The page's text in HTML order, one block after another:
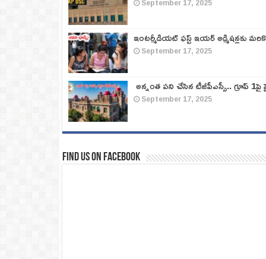
ఇంటర్మీడియట్ ఫస్ట్‌ ఇయర్‌ అడ్మిషన్లకు
September 17, 2025
అన్నంత పని చేసిన టీజీపీఎస్సీ.. గ్రూప్‌
September 17, 2025
Find us on Facebook